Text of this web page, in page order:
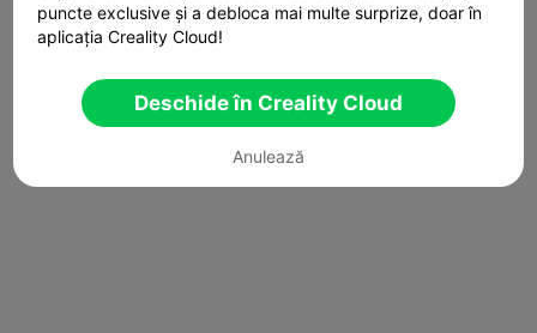
puncte exclusive și a debloca mai multe surprize, doar în
aplicația Creality Cloud!
Deschide în Creality Cloud
Anulează